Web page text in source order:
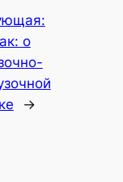
о
→